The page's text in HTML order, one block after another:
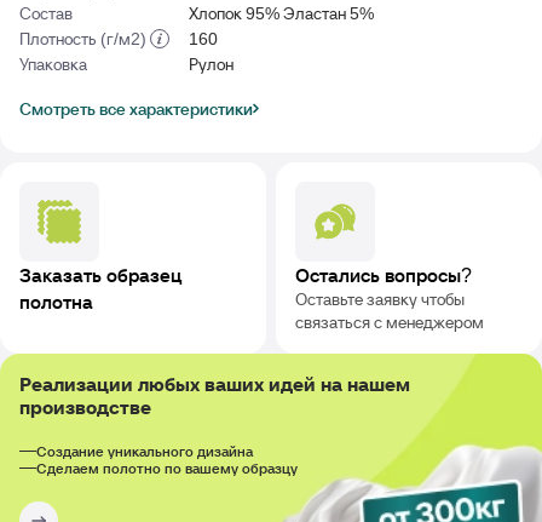
Состав
Хлопок 95% Эластан 5%
Плотность (г/м2)
160
Упаковка
Рулон
Смотреть все характеристики
Заказать образец
полотна
Остались вопросы?
Оставьте заявку чтобы
связаться с менеджером
Реализации любых ваших идей на нашем
производстве
Создание уникального дизайна
Сделаем полотно по вашему образцу